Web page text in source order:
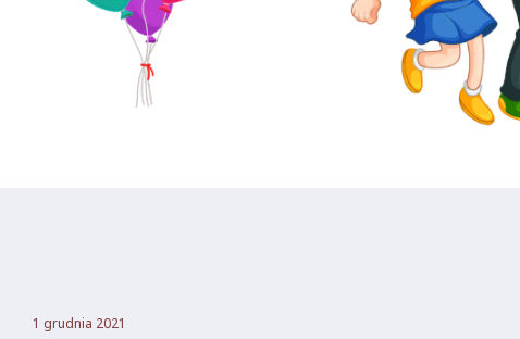
1 grudnia 2021